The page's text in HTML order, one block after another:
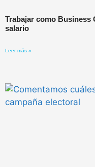
Trabajar como
salario
Leer más »